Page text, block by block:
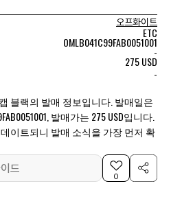
오프화이트
ETC
OMLB041C99FAB0051001
-
275 USD
-
블랙의 발매 정보입니다. 발매일은
발매가는 275 USD입니다.
이트되니 발매 소식을 가장 먼저 확
드
0